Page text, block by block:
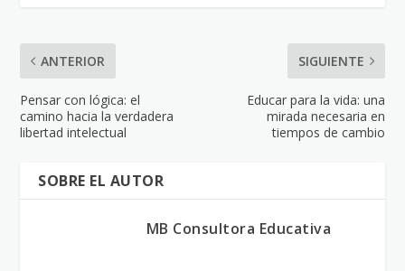
ANTERIOR
Pensar con lógica: el
camino hacia la verdadera
libertad intelectual
SIGUIENTE
Educar para la vida: una
mirada necesaria en
tiempos de cambio
SOBRE EL AUTOR
MB Consultora Educativa